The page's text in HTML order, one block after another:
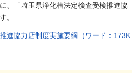
、「埼玉県浄化槽法定検査受検推進協
。
進協力店制度実施要綱（ワード：173K